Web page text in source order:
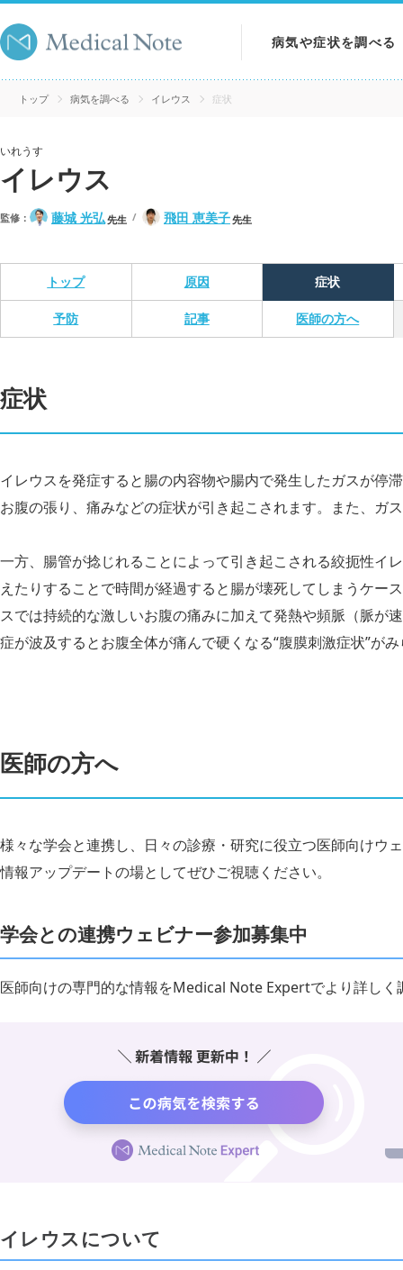
病気や症状を調べる
病気を調べる
トップ 病気を調べる イレウス 症状
いれうす
イレウス
監修： 藤城 光弘先生 飛田 恵美子先生
トップ 原因 症状
予防 記事 医師の方へ
症状
イレウスを発症すると腸の内容物や腸内で発生したガスが停
お腹の張り、痛みなどの症状が引き起こされます。また、ガ
一方、腸管が捻じれることによって引き起こされる絞扼性イ
えたりすることで時間が経過すると腸が壊死してしまうケー
スでは持続的な激しいお腹の痛みに加えて発熱や頻脈（脈が
症が波及するとお腹全体が痛んで硬くなる“腹膜刺激症状”が
医師の方へ
様々な学会と連携し、日々の診療・研究に役立つ医師向けウ
情報アップデートの場としてぜひご視聴ください。
学会との連携ウェビナー参加募集中
医師向けの専門的な情報をMedical Note Expertでより詳しく
イレウスについて